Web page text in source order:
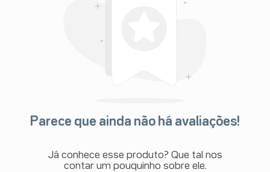
Parece que ainda não há avaliações!
Já conhece esse produto? Que tal nos
contar um pouquinho sobre ele.